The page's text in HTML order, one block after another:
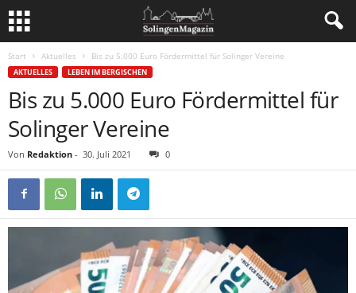
Start Aktuelles Bis zu 5.000 Euro Fördermittel für Solinger Vereine
AKTUELLES LEBEN IM BERGISCHEN
Bis zu 5.000 Euro Fördermittel für
Solinger Vereine
Von Redaktion - 30. Juli 2021 0